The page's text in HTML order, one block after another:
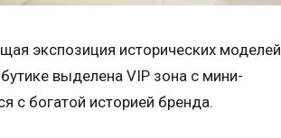
экспозиция исторических моделей
выделена VIP зона с мини-
с богатой историей бренда.